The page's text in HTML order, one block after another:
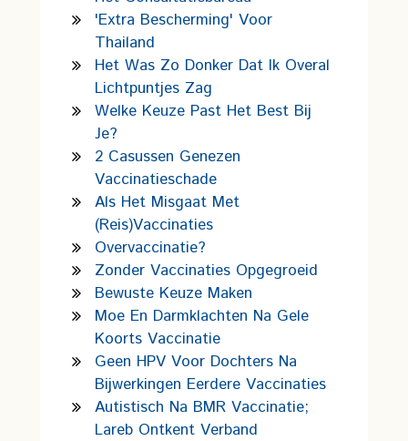
'Extra Bescherming' Voor
Thailand
Het Was Zo Donker Dat Ik Overal
Lichtpuntjes Zag
Welke Keuze Past Het Best Bij
Je?
2 Casussen Genezen
Vaccinatieschade
Als Het Misgaat Met
(reis)vaccinaties
Overvaccinatie?
Zonder Vaccinaties Opgegroeid
Bewuste Keuze Maken
Moe En Darmklachten Na Gele
Koorts Vaccinatie
Geen HPV Voor Dochters Na
Bijwerkingen Eerdere Vaccinaties
Autistisch Na BMR Vaccinatie;
Lareb Ontkent Verband